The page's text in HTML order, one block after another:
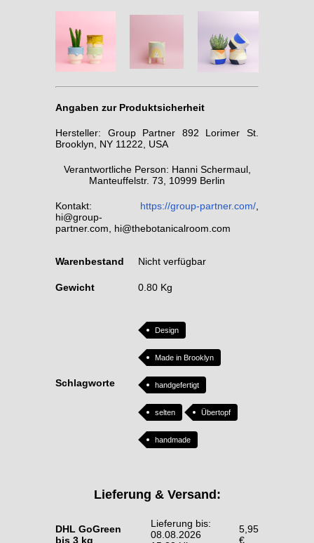
Angaben zur Produktsicherheit
Hersteller: Group Partner 892 Lorimer St.
Brooklyn, NY 11222, USA
Verantwortliche Person: Hanni Schermaul,
Manteuffelstr. 73, 10999 Berlin
Kontakt: https://group-partner.com/
hi@group-
partner.com, hi@thebotanicalroom.com
Warenbestand Nicht verfügbar
Gewicht 0.80 Kg
Schlagworte
Design
Made in Brooklyn
handgefertigt
selten Übertopf
handmade
Lieferung & Versand:
DHL GoGreen
bis 3 kg
Lieferung bis:
08.08.2026
5,95
€